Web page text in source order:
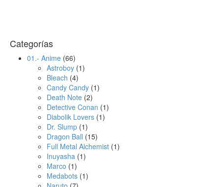
Categorías
01.- Anime (66)
Astroboy (1)
Bleach (4)
Candy Candy (1)
Death Note (2)
Detective Conan (1)
Diabolik Lovers (1)
Dr. Slump (1)
Dragon Ball (15)
Full Metal Alchemist (1)
Inuyasha (1)
Marco (1)
Medabots (1)